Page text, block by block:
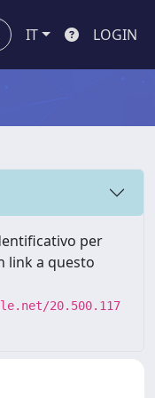
IT LOGIN
per
link a questo
20.500.117